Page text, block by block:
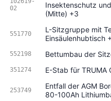
02
Insektenschutz
(Mitte) +3
551770
L-Sitzgruppe mit
Einsäulenhubtisch
552198 Bettumbau der
351274 E-Stab für TRUMA
253749
Entfall der AGM
80-100Ah